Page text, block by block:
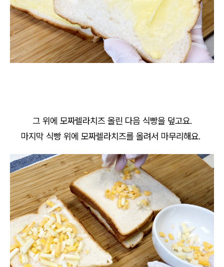
그 위에 모짜렐라치즈 올린 다음 식빵을 덮고요.
마지막 식빵 위에 모짜렐라치즈를 올려서 마무리해요.